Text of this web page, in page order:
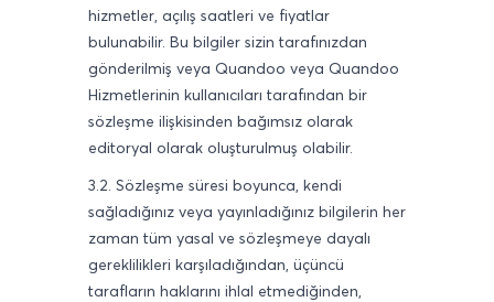
hizmetler, açılış saatleri ve fiyatlar
bulunabilir. Bu bilgiler sizin tarafınızdan
gönderilmiş veya Quandoo veya Quandoo
Hizmetlerinin kullanıcıları tarafından bir
sözleşme ilişkisinden bağımsız olarak
editoryal olarak oluşturulmuş olabilir.
3.2. Sözleşme süresi boyunca, kendi
sağladığınız veya yayınladığınız bilgilerin her
zaman tüm yasal ve sözleşmeye dayalı
gereklilikleri karşıladığından, üçüncü
tarafların haklarını ihlal etmediğinden,